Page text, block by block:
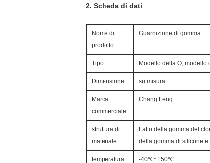
2. Scheda di dati
Nome di
prodotto
Guarnizione di gomma
Tipo Modello della O, modello
Dimensione su misura
Marca
commerciale
Chang Feng
struttura di
materiale
Fatto della gomma del
della gomma di silicone
temperatura
-40℃~150℃